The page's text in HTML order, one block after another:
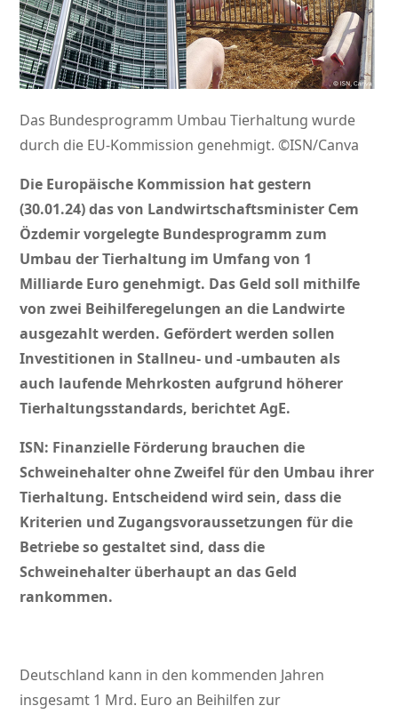
Das Bundesprogramm Umbau Tierhaltung wurde
durch die EU-Kommission genehmigt. ©ISN/Canva
Die Europäische Kommission hat gestern
(30.01.24) das von Landwirtschaftsminister Cem
Özdemir vorgelegte Bundesprogramm zum
Umbau der Tierhaltung im Umfang von 1
Milliarde Euro genehmigt. Das Geld soll mithilfe
von zwei Beihilferegelungen an die Landwirte
ausgezahlt werden. Gefördert werden sollen
Investitionen in Stallneu- und -umbauten als
auch laufende Mehrkosten aufgrund höherer
Tierhaltungsstandards, berichtet AgE.
ISN: Finanzielle Förderung brauchen die
Schweinehalter ohne Zweifel für den Umbau ihrer
Tierhaltung. Entscheidend wird sein, dass die
Kriterien und Zugangsvoraussetzungen für die
Betriebe so gestaltet sind, dass die
Schweinehalter überhaupt an das Geld
rankommen.
Deutschland kann in den kommenden Jahren
insgesamt 1 Mrd. Euro an Beihilfen zur